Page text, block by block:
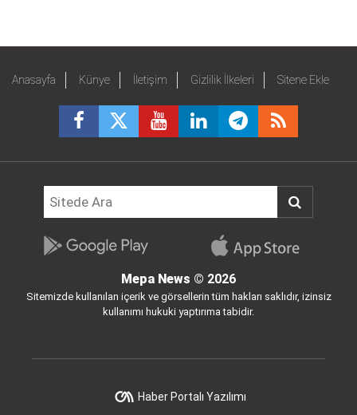
Anasayfa Künye İletişim Gizlilik İlkeleri Sitene Ekle
Mepa News © 2026
Sitemizde kullanılan içerik ve görsellerin tüm hakları saklıdır, izinsiz
kullanımı hukuki yaptırıma tabidir.
Haber Portalı Yazılımı